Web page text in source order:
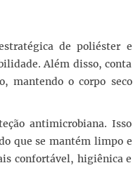
de poliéster e
Além disso, conta
mantendo o corpo seco
antimicrobiana. Isso
que se mantém limpo e
confortável, higiênica e